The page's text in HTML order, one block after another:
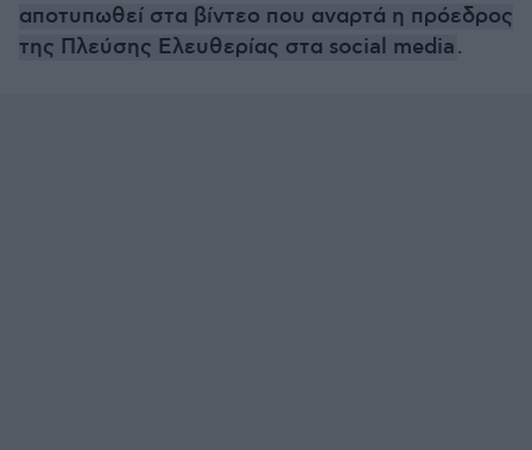
αποτυπωθεί στα βίντεο που αναρτά η πρόεδρος
της Πλεύσης Ελευθερίας στα social media.